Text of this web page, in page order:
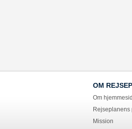
OM
Om
Rejseplanens
Mission